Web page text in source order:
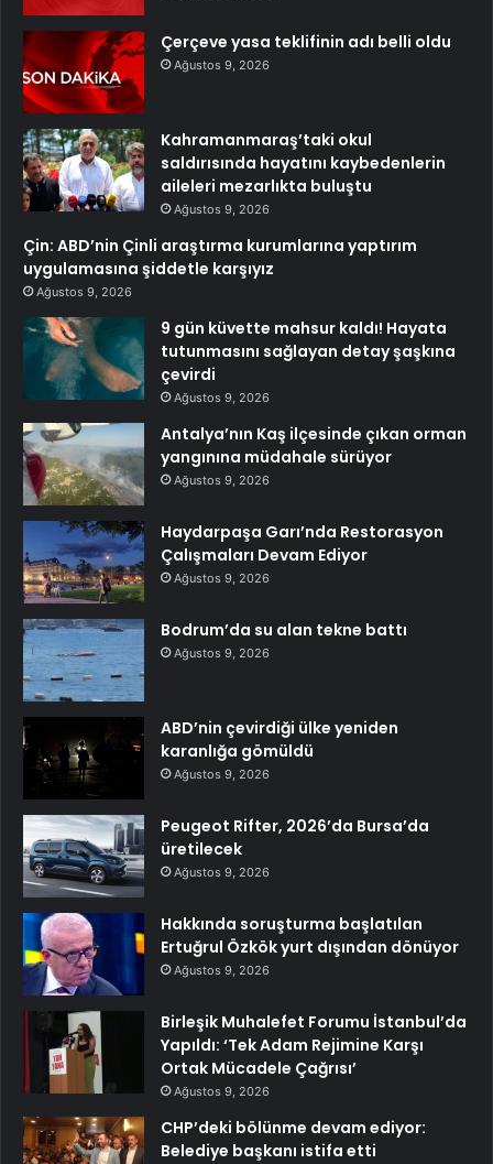
Çerçeve yasa teklifinin adı belli oldu
Ağustos 9, 2026
Kahramanmaraş’taki okul
saldırısında hayatını kaybedenlerin
aileleri mezarlıkta buluştu
Ağustos 9, 2026
Çin: ABD’nin Çinli araştırma kurumlarına yaptırım
uygulamasına şiddetle karşıyız
Ağustos 9, 2026
9 gün küvette mahsur kaldı! Hayata
tutunmasını sağlayan detay şaşkına
çevirdi
Ağustos 9, 2026
Antalya’nın Kaş ilçesinde çıkan orman
yangınına müdahale sürüyor
Ağustos 9, 2026
Haydarpaşa Garı’nda Restorasyon
Çalışmaları Devam Ediyor
Ağustos 9, 2026
Bodrum’da su alan tekne battı
Ağustos 9, 2026
ABD’nin çevirdiği ülke yeniden
karanlığa gömüldü
Ağustos 9, 2026
Peugeot Rifter, 2026’da Bursa’da
üretilecek
Ağustos 9, 2026
Hakkında soruşturma başlatılan
Ertuğrul Özkök yurt dışından dönüyor
Ağustos 9, 2026
Birleşik Muhalefet Forumu İstanbul’da
Yapıldı: ‘Tek Adam Rejimine Karşı
Ortak Mücadele Çağrısı’
Ağustos 9, 2026
CHP’deki bölünme devam ediyor:
Belediye başkanı istifa etti